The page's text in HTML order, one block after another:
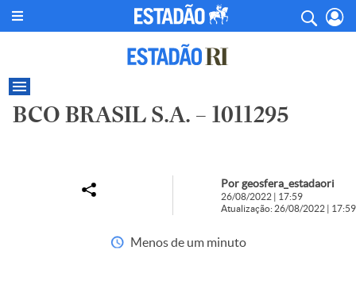
BCO BRASIL S.A. – 1011295
Por geosfera_estadaori
26/08/2022 | 17:59
Atualização: 26/08/2022 | 17:59
Menos de um minuto